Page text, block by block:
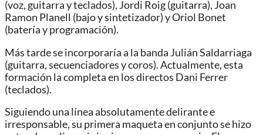
(voz, guitarra y teclados), Jordi Roig (guitarra), Joan
Ramon Planell (bajo y sintetizador) y Oriol Bonet
(batería y programación).
Más tarde se incorporaría a la banda Julián Saldarriaga
(guitarra, secuenciadores y coros). Actualmente, esta
formación la completa en los directos Dani Ferrer
(teclados).
Siguiendo una línea absolutamente delirante e
irresponsable, su primera maqueta en conjunto se hizo